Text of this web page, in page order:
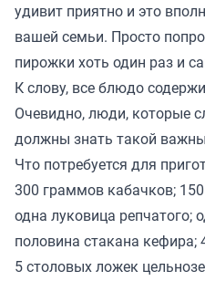
удивит приятно и это
вашей семьи. Просто
пирожки хоть один раз и
К слову, все блюдо
Очевидно, люди, которые
должны знать такой
Что потребуется для
300 граммов кабачков;
одна луковица репчатого;
половина стакана
5 столовых ложек